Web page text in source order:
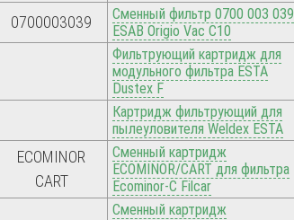
0700003039
Сменный фильтр 0700 003 039
ESAB Origio Vac C10
Фильтрующий картридж для
модульного фильтра ESTA
Dustex F
Картридж фильтрующий для
пылеуловителя Weldex ESTA
ECOMINOR
CART
Сменный картридж
ECOMINOR/CART для фильтра
Ecominor-C Filcar
Сменный картридж